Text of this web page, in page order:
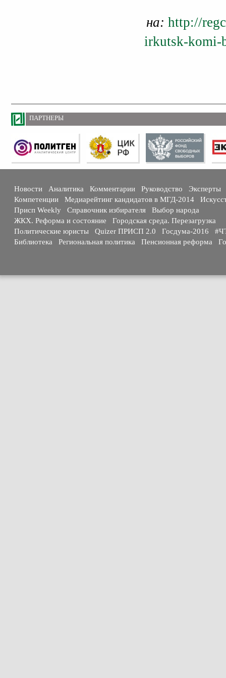
на: http://
irkutsk-komi-
ПАРТНЕРЫ
Новости Аналитика Комментарии Руководство
Эксперты
Компетенции
Медиарейтинг кандидатов в МГД-2014
Присп Weekly
Справочник избирателя
Выбор народа
ЖКХ. Реформа и состояние
Городская среда. Перезагрузка
Политические юристы
Quizer ПРИСП 2.0 Госдума-2016
Библиотека
Региональная политика Пенсионная реформа